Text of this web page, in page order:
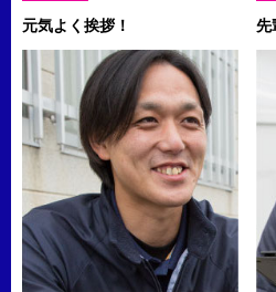
元気よく挨拶！ 先